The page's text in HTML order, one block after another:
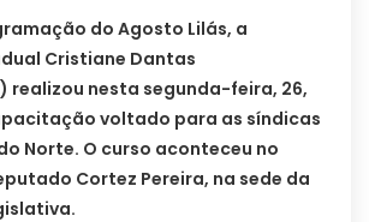
do Agosto Lilás, a
Cristiane Dantas
realizou nesta segunda-feira, 26,
voltado para as síndicas
Norte. O curso aconteceu no
Cortez Pereira, na sede da